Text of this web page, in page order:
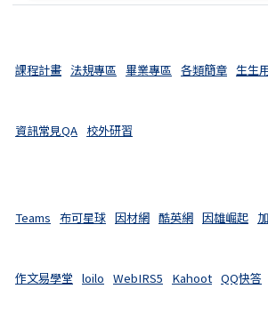
課程計畫 法規專區 畢業專區 各類簡章 生生
資訊常見QA 校外研習
Teams 布可星球 因材網 酷英網 因雄崛起
作文易學堂 loilo WebIRS5 Kahoot QQ快答